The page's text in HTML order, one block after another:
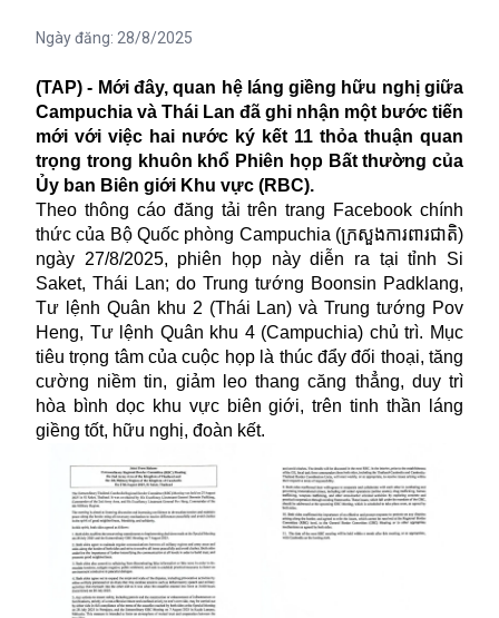
Ngày đăng: 28/8/2025
(TAP) - Mới đây, quan hệ láng giềng hữu nghị giữa
Campuchia và Thái Lan đã ghi nhận một bước tiến
mới với việc hai nước ký kết 11 thỏa thuận quan
trọng trong khuôn khổ Phiên họp Bất thường của
Ủy ban Biên giới Khu vực (RBC).
Theo thông cáo đăng tải trên trang Facebook chính
thức của Bộ Quốc phòng Campuchia (ក្រសួងការពារជាតិ)
ngày 27/8/2025, phiên họp này diễn ra tại tỉnh Si
Saket, Thái Lan; do Trung tướng Boonsin Padklang,
Tư lệnh Quân khu 2 (Thái Lan) và Trung tướng Pov
Heng, Tư lệnh Quân khu 4 (Campuchia) chủ trì. Mục
tiêu trọng tâm của cuộc họp là thúc đẩy đối thoại, tăng
cường niềm tin, giảm leo thang căng thẳng, duy trì
hòa bình dọc khu vực biên giới, trên tinh thần láng
giềng tốt, hữu nghị, đoàn kết.